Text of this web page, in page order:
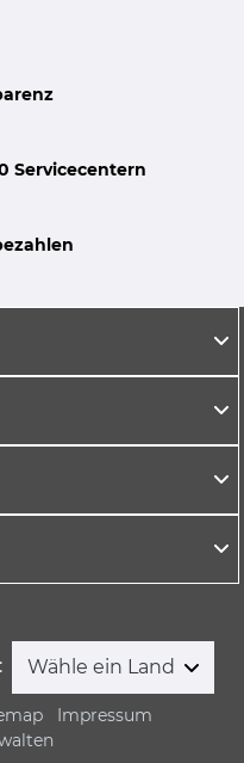
Servicecentern
Wähle ein Land
Impressum